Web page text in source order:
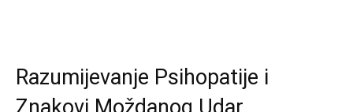
Razumijevanje Psihopatije i